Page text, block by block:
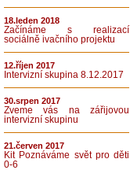
18.leden 2018
Začínáme s realizací
sociálně ivačního projektu
12.říjen 2017
Intervizní skupina 8.12.2017
30.srpen 2017
Zveme vás na zářijovou
intervizní skupinu
21.červen 2017
Kit Poznáváme svět pro děti
0-6